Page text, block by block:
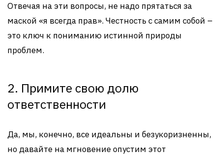
Отвечая на эти вопросы, не надо прятаться за
маской «я всегда прав». Честность с самим собой –
это ключ к пониманию истинной природы
проблем.
2. Примите свою долю
ответственности
Да, мы, конечно, все идеальны и безукоризненны,
но давайте на мгновение опустим этот